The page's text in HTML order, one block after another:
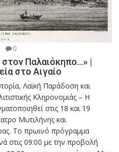
0
στον Παλαιόκηπο…» |
στο Αιγαίο
Λαϊκή Παράδοση και
Κληρονομιάς – Η
στις 18 και 19
Μυτιλήνης και
Το πρωινό πρόγραμμα
στις 09:00 με την προβολή